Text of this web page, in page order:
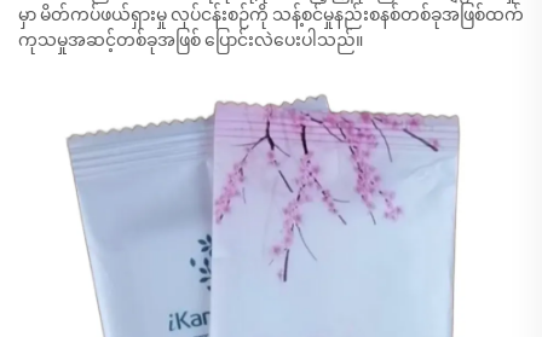
မှာ မိတ်ကပ်ဖယ်ရှားမှု လုပ်ငန်းစဉ်ကို သန့်စင်မှုနည်းစနစ်တစ်ခုအဖြစ်ထက်
ကုသမှုအဆင့်တစ်ခုအဖြစ် ပြောင်းလဲပေးပါသည်။